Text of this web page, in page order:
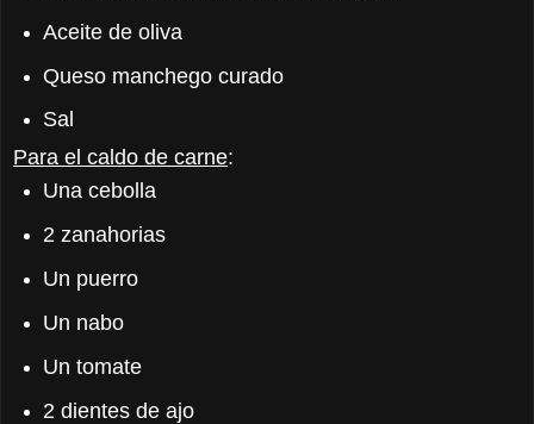
Aceite de oliva
Queso manchego curado
Sal
Para el caldo de carne:
Una cebolla
2 zanahorias
Un puerro
Un nabo
Un tomate
2 dientes de ajo